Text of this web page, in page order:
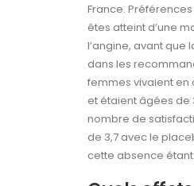
France.
êtes atteint d’une
l’angine, avant que
dans les
femmes vivaient en
et étaient âgées de
nombre de
de 3,7 avec le
cette absence